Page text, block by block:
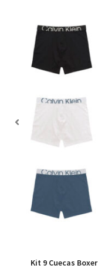
Kit 9 Cuecas